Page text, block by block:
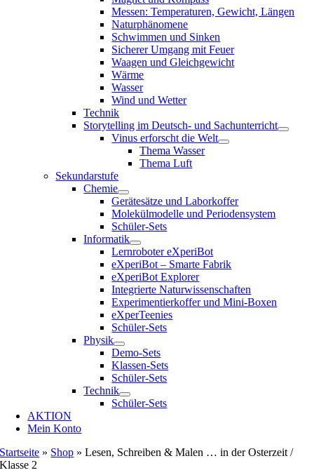
Messen: Temperaturen, Gewicht, Längen
Naturphänomene
Schwimmen und Sinken
Sicherer Umgang mit Feuer
Waagen und Gleichgewicht
Wärme
Wasser
Wind und Wetter
Technik
Storytelling im Deutsch- und Sachunterricht
Vinus erforscht die Welt
Thema Wasser
Thema Luft
Sekundarstufe
Chemie
Gerätesätze und Laborkoffer
Molekülmodelle und Periodensystem
Schüler-Sets
Informatik
Lernroboter eXperiBot
eXperiBot – Smarte Fabrik
eXperiBot Explorer
Integrierte Naturwissenschaften
Experimentierkoffer und Mini-Boxen
eXperTeenies
Schüler-Sets
Physik
Demo-Sets
Klassen-Sets
Schüler-Sets
Technik
Schüler-Sets
AKTION
Mein Konto
Startseite » Shop »Lesen, Schreiben & Malen … in der Osterzeit /
Klasse 2